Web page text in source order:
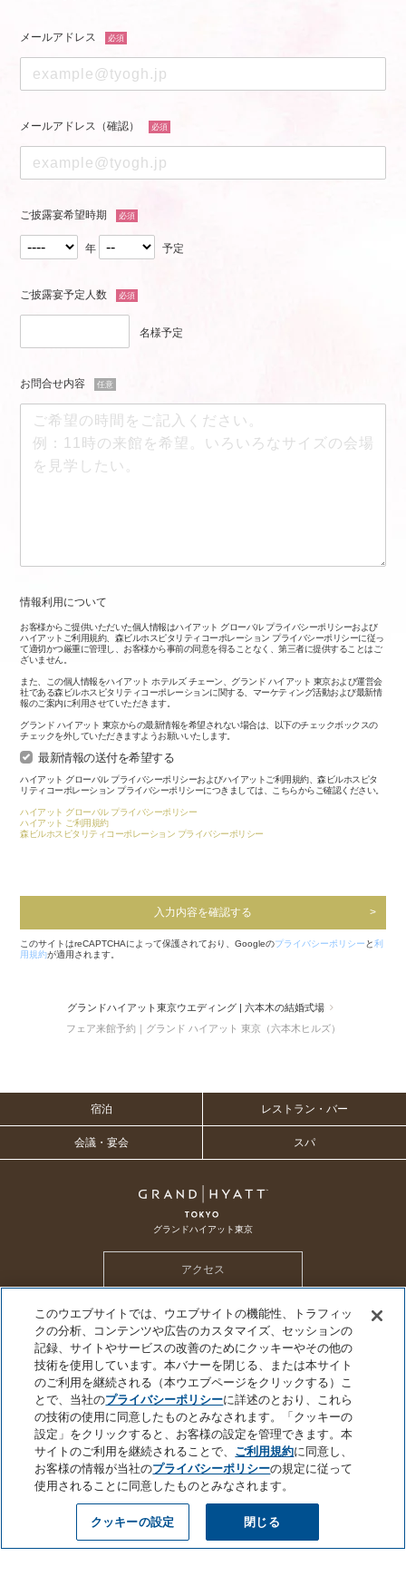
メールアドレス 必須
メールアドレス（確認） 必須
ご披露宴希望時期 必須
年 予定
ご披露宴予定人数 必須
名様予定
お問合せ内容 任意
情報利用について
お客様からご提供いただいた個人情報はハイアット グローバル プライバシーポリシーおよび
ハイアットご利用規約、森ビルホスピタリティコーポレーション プライバシーポリシーに従っ
て適切かつ厳重に管理し、お客様から事前の同意を得ることなく、第三者に提供することはご
ざいません。
また、この個人情報をハイアット ホテルズ チェーン、グランド ハイアット 東京および運営会
社である森ビルホスピタリティコーポレーションに関する、マーケティング活動および最新情
報のご案内に利用させていただきます。
グランド ハイアット 東京からの最新情報を希望されない場合は、以下のチェックボックスの
チェックを外していただきますようお願いいたします。
最新情報の送付を希望する
ハイアット グローバル プライバシーポリシーおよびハイアットご利用規約、森ビルホスピタ
リティコーポレーション プライバシーポリシーにつきましては、こちらからご確認ください。
ハイアット グローバル プライバシーポリシー
ハイアット ご利用規約
森ビルホスピタリティコーポレーション プライバシーポリシー
入力内容を確認する
このサイトはreCAPTCHAによって保護されており、Googleのプライバシーポリシーと利
用規約が適用されます。
グランドハイアット東京ウエディング | 六本木の結婚式場
フェア来館予約｜グランド ハイアット 東京（六本木ヒルズ）
宿泊 レストラン・バー
会議・宴会 スパ
グランドハイアット東京
アクセス
ホテル トップ メールマガジン 採用情報 CSR SDGs
ハイアット グローバル プライバシーポリシー クッキーセンター
個人情報を販売または共有しないでください プライバシーポリシー 会社概要
サイトのご利用について サイトマップ
©2026 Hyatt Corporation
このウエブサイトでは、ウエブサイトの機能性、トラフィッ
クの分析、コンテンツや広告のカスタマイズ、セッションの
記録、サイトやサービスの改善のためにクッキーやその他の
技術を使用しています。本バナーを閉じる、または本サイト
のご利用を継続される（本ウエブページをクリックする）こ
とで、当社のプライバシーポリシーに詳述のとおり、これら
の技術の使用に同意したものとみなされます。「クッキーの
設定」をクリックすると、お客様の設定を管理できます。本
サイトのご利用を継続されることで、 ご利用規約に同意し、
お客様の情報が当社のプライバシーポリシーの規定に従って
使用されることに同意したものとみなされます。
クッキーの設定 閉じる